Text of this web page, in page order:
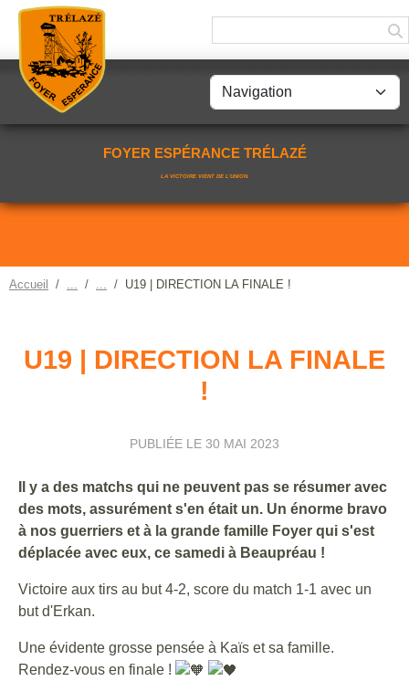
FOYER ESPÉRANCE TRÉLAZÉ
LA VICTOIRE VIENT DE L'UNION.
Accueil U19 | DIRECTION LA FINALE !
U19 | DIRECTION LA FINALE
!
PUBLIÉE LE 30 MAI 2023
Il y a des matchs qui ne peuvent pas se résumer avec
des mots, assurément s'en était un. Un énorme bravo
à nos guerriers et à la grande famille Foyer qui s'est
déplacée avec eux, ce samedi à Beaupréau !
Victoire aux tirs au but 4-2, score du match 1-1 avec un
but d'Erkan.
Une évidente grosse pensée à Kaïs et sa famille.
Rendez-vous en finale !
Panneau de gestion des cookies